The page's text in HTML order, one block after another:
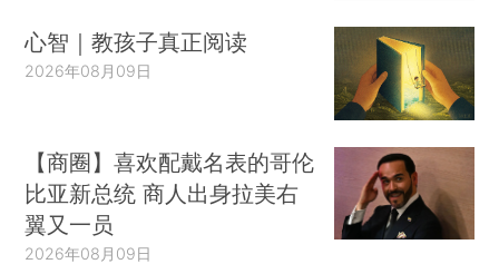
心智｜教孩子真正阅读
2026年08月09日
【商圈】喜欢配戴名表的哥伦
比亚新总统 商人出身拉美右
翼又一员
2026年08月09日